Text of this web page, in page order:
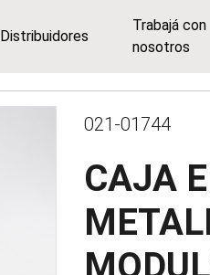
Distribuidores
Trabajá con
nosotros
021-01744
CAJA